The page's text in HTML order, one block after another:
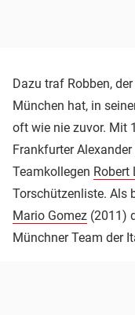
Dazu traf Robben,
München hat, in
oft wie nie zuvor. Mit
Frankfurter
Teamkollegen Robert
Torschützenliste. Als
Mario Gomez (2011)
Münchner Team der